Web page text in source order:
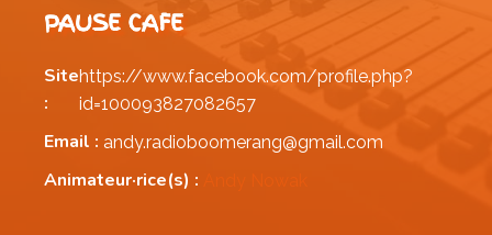
PAUSE CAFE
Site
:
https://www.facebook.com/profile.php?
id=100093827082657
Email : andy.radioboomerang@gmail.com
Animateur·rice(s) :